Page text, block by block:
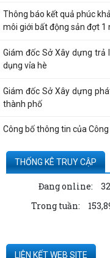
Thông báo kết quả phúc
môi giới bất động sản đợt 1
Giám đốc Sở Xây dựng
dụng vỉa hè
Giám đốc Sở Xây dựng
thành phố
Công bố thông tin của
Quyết định công bố thủ
thuộc phạm vi, chức năng
Thông tin về số lượng căn
đã bán cho các tổ chức, cá
Công ty TNHH ống thép 190
THỐNG KÊ TRUY CẬP
Đang online: 32
Trong tuần:
LIÊN KẾT WEB SITE